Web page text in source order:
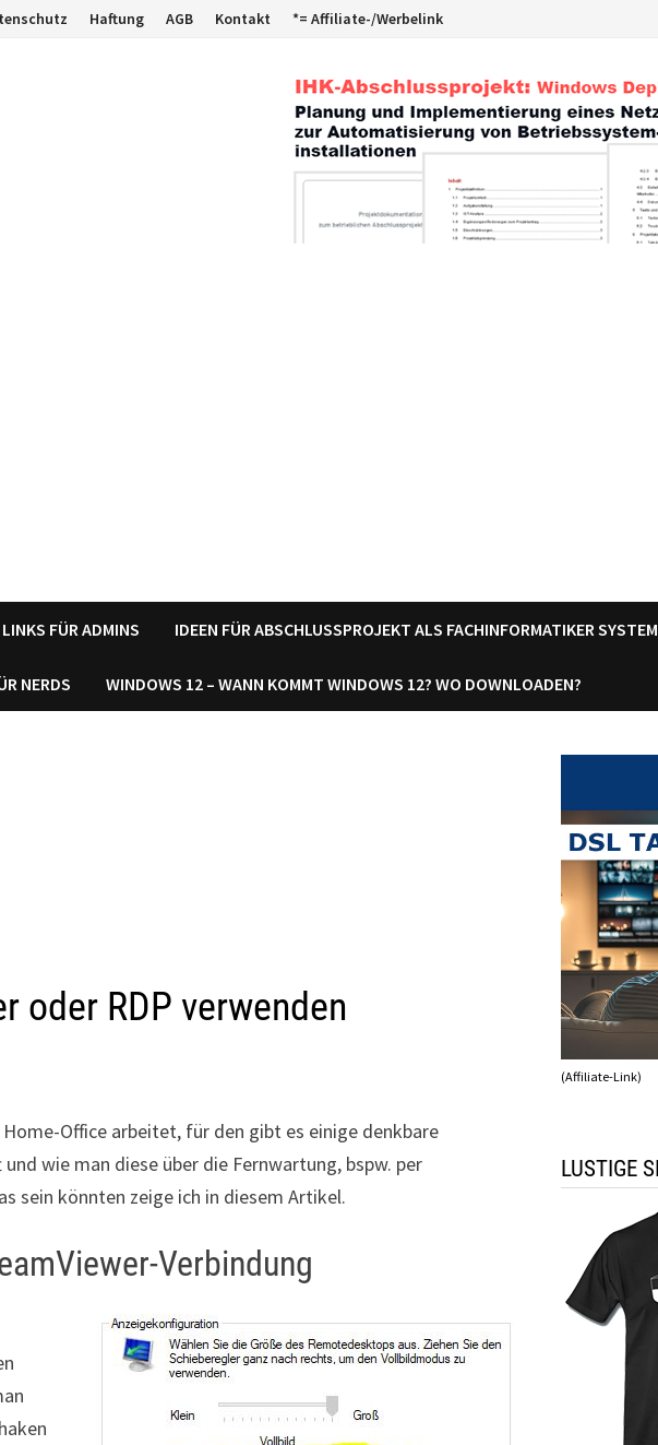
Haftung AGB Kontakt *= Affiliate-/Werbelink
LINKS FÜR ADMINS IDEEN FÜR ABSCHLUSSPROJEKT ALS FACHINFORMATIKER
NERDS WINDOWS 12 – WANN KOMMT WINDOWS 12? WO DOWNLOADEN?
oder RDP verwenden
Office arbeitet, für den gibt es einige denkbare
wie man diese über die Fernwartung, bspw. per
sein könnten zeige ich in diesem Artikel.
Verbindung
(Affiliate-Link)
LUSTIGE